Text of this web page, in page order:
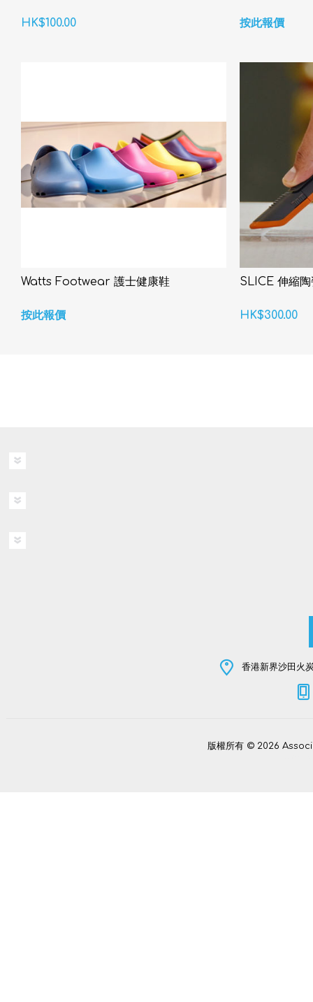
HK$100.00 按此報價
Watts Footwear 護士健康鞋
按此報價
SLICE 伸縮陶
HK$300.00
香港新界沙田火
版權所有 © 2026